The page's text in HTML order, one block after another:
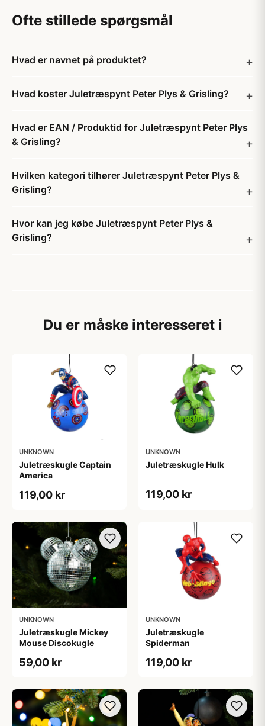
Ofte stillede spørgsmål
Hvad er navnet på produktet?
Hvad koster Juletræspynt Peter Plys & Grisling?
Hvad er EAN / Produktid for Juletræspynt Peter Plys
& Grisling?
Hvilken kategori tilhører Juletræspynt Peter Plys &
Grisling?
Hvor kan jeg købe Juletræspynt Peter Plys &
Grisling?
Du er måske interesseret i
UNKNOWN
Juletræskugle Captain
America
119,00 kr
UNKNOWN
Juletræskugle Hulk
119,00 kr
UNKNOWN
Juletræskugle Mickey
Mouse Discokugle
59,00 kr
UNKNOWN
Juletræskugle
Spiderman
119,00 kr